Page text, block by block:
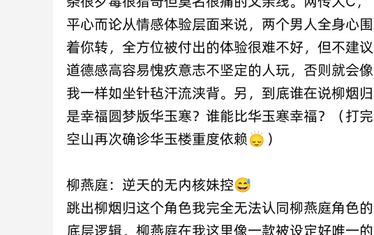
平心而论从情感体验层面来说，两个男人全身心围
着你转，全方位被付出的体验很难不好，但不建议
道德感高容易愧疚意志不坚定的人玩，否则就会像
我一样如坐针毡汗流浃背。另，到底谁在说柳烟归
是幸福圆梦版华玉寒？谁能比华玉寒幸福？（打完
空山再次确诊华玉楼重度依赖🙂‍↕️）
柳燕庭：逆天的无内核妹控😅
跳出柳烟归这个角色我完全无法认同柳燕庭角色的
底层逻辑，柳燕庭在我这里像一款被设定好唯一的